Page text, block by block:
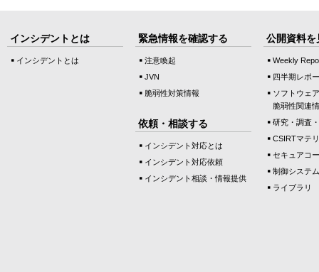
インシデントとは
インシデントとは
緊急情報を確認する
注意喚起
JVN
脆弱性対策情報
依頼・相談する
インシデント対応とは
インシデント対応依頼
インシデント相談・情報提供
公開資料を
Weekly
四半期レポ
ソフトウェ
脆弱性関連
研究・調査
CSIRTマテ
セキュアコ
制御システ
ライブラリ